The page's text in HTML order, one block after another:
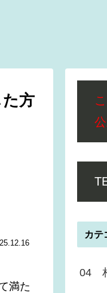
方
満た
カテ
04